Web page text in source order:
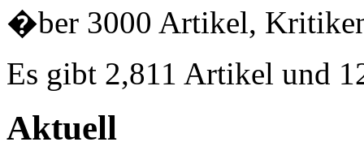
�ber 3000 Artikel,
Es gibt 2,811 Artikel und
Aktuell